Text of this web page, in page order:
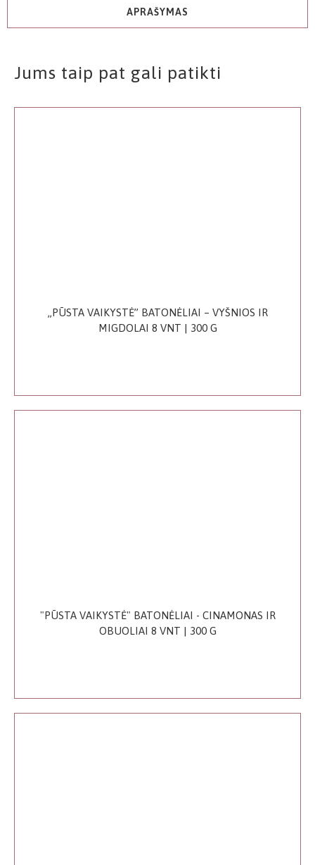
APRAŠYMAS
Jums taip pat gali patikti
„PŪSTA VAIKYSTĖ” BATONĖLIAI – VYŠNIOS IR
MIGDOLAI 8 VNT | 300 G
"PŪSTA VAIKYSTĖ" BATONĖLIAI - CINAMONAS IR
OBUOLIAI 8 VNT | 300 G